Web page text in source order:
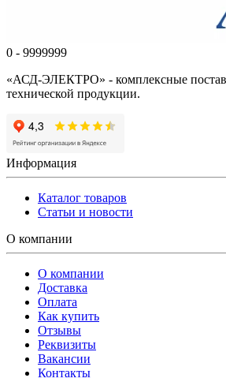
0 - 9999999
«АСД-ЭЛЕКТРО» - комплексные
технической продукции.
Информация
Каталог товаров
Статьи и новости
О компании
О компании
Доставка
Оплата
Как купить
Отзывы
Реквизиты
Вакансии
Контакты